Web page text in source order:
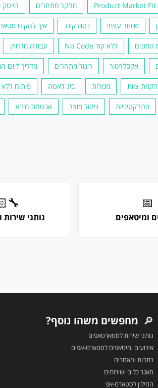
Product Market Fit מחקר מתחרים הייטק
שיפור עצמי נטוורקינג איך להקים
המונים ללא קוד No Code עבודה מרחוק
אקסלרטור ריגול מתחרים מדריך ליזם
הקמת צוות מכירות ביג דאטה פיתוח ללא
פרודקטיביות ניהול מוצר אבטחת מידע
📅
ומיטאפים נותני שירות
🔎 מחפשים משהו נוסף?
נותני שירות לסטארטאפים
אירועים ומיטאפים לסטארט-אפים
כתבות ומאמרים
מאגר כלים ושירותים
המילון לסטארט-אפ